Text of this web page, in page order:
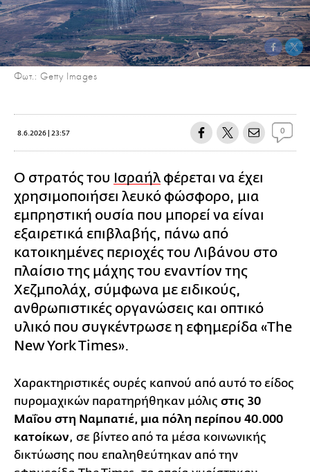
Φωτ.: Getty Images
8.6.2026 | 23:57 0
Ο στρατός του Ισραήλ φέρεται να έχει
χρησιμοποιήσει λευκό φώσφορο, μια
εμπρηστική ουσία που μπορεί να είναι
εξαιρετικά επιβλαβής, πάνω από
κατοικημένες περιοχές του Λιβάνου στο
πλαίσιο της μάχης του εναντίον της
Χεζμπολάχ, σύμφωνα με ειδικούς,
ανθρωπιστικές οργανώσεις και οπτικό
υλικό που συγκέντρωσε η εφημερίδα «The
New York Times».
Χαρακτηριστικές ουρές καπνού από αυτό το είδος
πυρομαχικών παρατηρήθηκαν μόλις στις 30
Μαΐου στη Ναμπατιέ, μια πόλη περίπου 40.000
κατοίκων, σε βίντεο από τα μέσα κοινωνικής
δικτύωσης που επαληθεύτηκαν από την